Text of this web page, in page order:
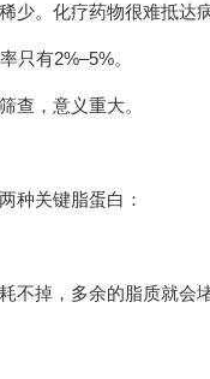
。化疗药物很难抵达
只有2%–5%。
查，意义重大。
种关键脂蛋白：
不掉，多余的脂质就会